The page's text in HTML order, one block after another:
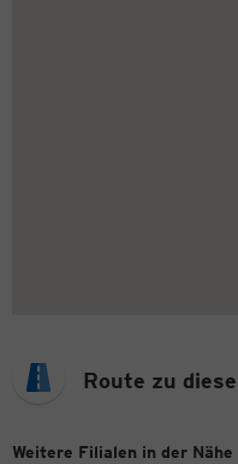
Route zu
Weitere Filialen in der Nähe